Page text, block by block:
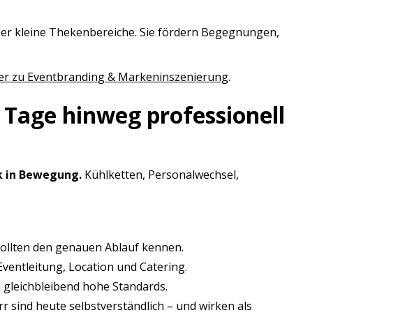
kleine Thekenbereiche. Sie fördern Begegnungen,
zu Eventbranding & Markeninszenierung.
hinweg professionell
in Bewegung. Kühlketten, Personalwechsel,
den genauen Ablauf kennen.
Location und Catering.
hohe Standards.
heute selbstverständlich – und wirken als